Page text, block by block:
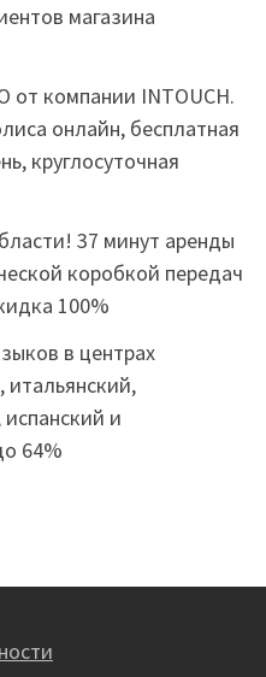
магазина
компании INTOUCH.
онлайн, бесплатная
круглосуточная
37 минут аренды
коробкой передач
100%
в центрах
итальянский,
и
64%